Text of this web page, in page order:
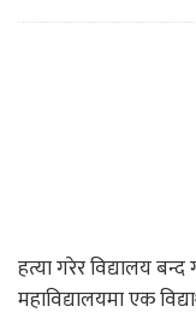
हत्या गरेर विद्यालय
महाविद्यालयमा एक